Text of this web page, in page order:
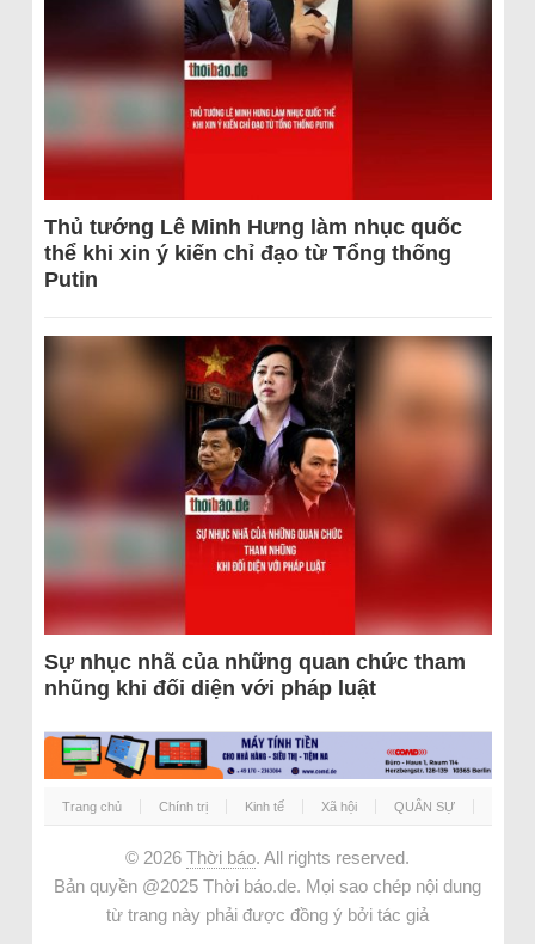
Thủ tướng Lê Minh Hưng làm nhục quốc
thể khi xin ý kiến chỉ đạo từ Tổng thống
Putin
Sự nhục nhã của những quan chức tham
nhũng khi đối diện với pháp luật
Trang chủ Chính trị Kinh tế Xã hội QUÂN SỰ
© 2026 Thời báo. All rights reserved.
Bản quyền @2025 Thời báo.de. Mọi sao chép nội dung
từ trang này phải được đồng ý bởi tác giả